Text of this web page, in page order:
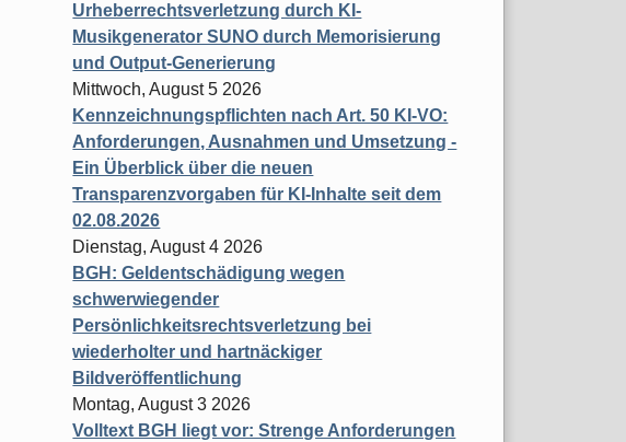
Urheberrechtsverletzung durch KI-
Musikgenerator SUNO durch Memorisierung
und Output-Generierung
Mittwoch, August 5 2026
Kennzeichnungspflichten nach Art. 50 KI-VO:
Anforderungen, Ausnahmen und Umsetzung -
Ein Überblick über die neuen
Transparenzvorgaben für KI-Inhalte seit dem
02.08.2026
Dienstag, August 4 2026
BGH: Geldentschädigung wegen
schwerwiegender
Persönlichkeitsrechtsverletzung bei
wiederholter und hartnäckiger
Bildveröffentlichung
Montag, August 3 2026
Volltext BGH liegt vor: Strenge Anforderungen